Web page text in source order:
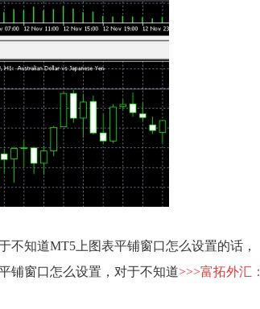
知道MT5上图表平铺窗口怎么设置的话，
铺窗口怎么设置，对于不知道>>>富拓外汇：